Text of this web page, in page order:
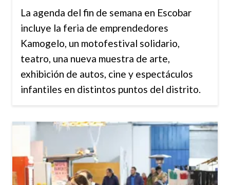
La agenda del fin de semana en Escobar
incluye la feria de emprendedores
Kamogelo, un motofestival solidario,
teatro, una nueva muestra de arte,
exhibición de autos, cine y espectáculos
infantiles en distintos puntos del distrito.